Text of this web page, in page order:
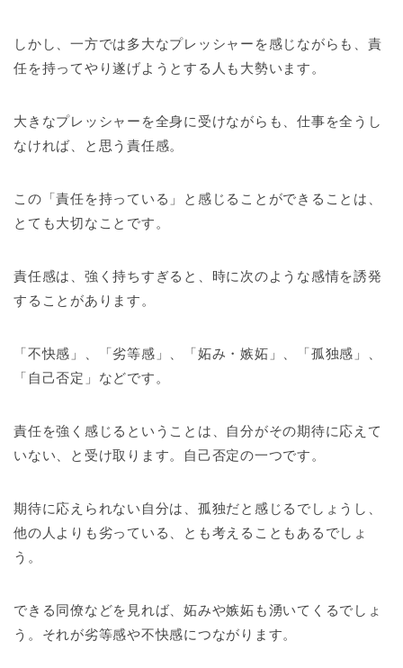
しかし、一方では多大なプレッシャーを感じながらも、責
任を持ってやり遂げようとする人も大勢います。
大きなプレッシャーを全身に受けながらも、仕事を全うし
なければ、と思う責任感。
この「責任を持っている」と感じることができることは、
とても大切なことです。
責任感は、強く持ちすぎると、時に次のような感情を誘発
することがあります。
「不快感」、「劣等感」、「妬み・嫉妬」、「孤独感」、
「自己否定」などです。
責任を強く感じるということは、自分がその期待に応えて
いない、と受け取ります。自己否定の一つです。
期待に応えられない自分は、孤独だと感じるでしょうし、
他の人よりも劣っている、とも考えることもあるでしょ
う。
できる同僚などを見れば、妬みや嫉妬も湧いてくるでしょ
う。それが劣等感や不快感につながります。